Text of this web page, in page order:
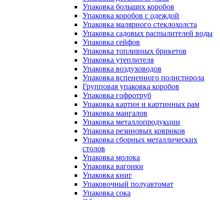
Упаковка больших коробов
Упаковка коробов с одеждой
Упаковка малярного стеклохолста
Упаковка садовых распылителей воды
Упаковка сейфов
Упаковка топливных брикетов
Упаковка утеплителя
Упаковка воздуховодов
Упаковка вспененного полистирола
Групповая упаковка коробов
Упаковка гофротруб
Упаковка картин и картинных рам
Упаковка мангалов
Упаковка металлопродукции
Упаковка резиновых ковриков
Упаковка сборных металлических
столов
Упаковка молока
Упаковка вагонки
Упаковка книг
Упаковочный полуавтомат
Упаковка сока